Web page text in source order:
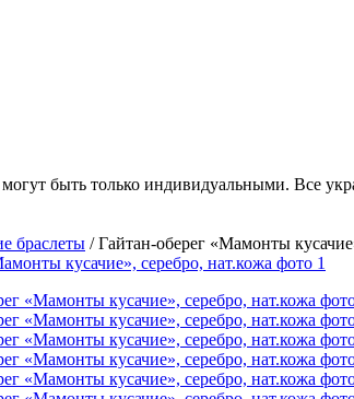
быть только индивидуальными. Все
браслеты / Гайтан-оберег «Мамонты